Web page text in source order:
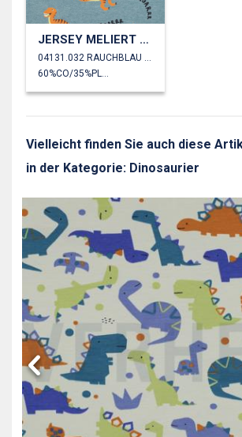
JERSEY MELIERT DINOSAURIER
Vielleicht finden Sie auch diese
in der Kategorie: Dinosaurier